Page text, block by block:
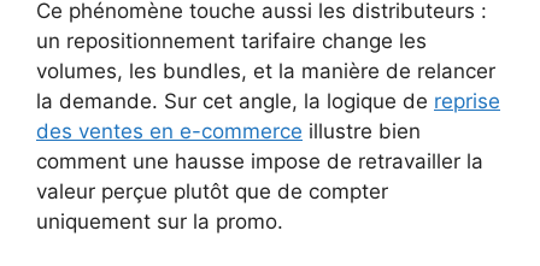
Ce phénomène touche aussi les distributeurs :
un repositionnement tarifaire change les
volumes, les bundles, et la manière de relancer
la demande. Sur cet angle, la logique de reprise
des ventes en e-commerce illustre bien
comment une hausse impose de retravailler la
valeur perçue plutôt que de compter
uniquement sur la promo.